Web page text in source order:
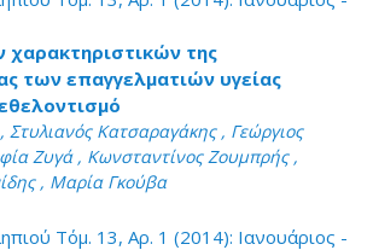
χαρακτηριστικών της
των επαγγελματιών υγείας
Κατσαραγάκης , Γεώργιος
Ζυγά , Κωνσταντίνος Ζουμπρής ,
, Μαρία Γκούβα
Τόμ. 13, Αρ. 1 (2014): Ιανουάριος -